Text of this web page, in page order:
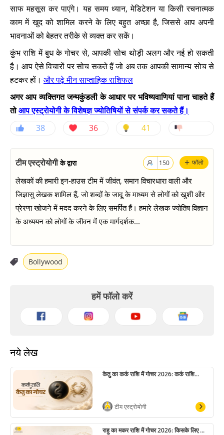
साफ महसूस कर पाएंगे। यह समय ध्यान, मेडिटेशन या किसी रचनात्मक
काम में खुद को शामिल करने के लिए बहुत अच्छा है, जिससे आप अपनी
भावनाओं को बेहतर तरीके से व्यक्त कर सकें।
कुंभ राशि में बुध के गोचर से, आपकी सोच थोड़ी अलग और नई हो सकती
है। आप ऐसे विचारों पर सोच सकते हैं जो अब तक आपकी सामान्य सोच से
हटकर हों। और पढ़े मीन साप्ताहिक राशिफल
अगर आप व्यक्तिगत जन्मकुंडली के आधार पर भविष्यवाणियां पाना चाहते हैं
तोआप एस्ट्रोयोगी के विशेषज्ञ ज्योतिषियों से संपर्क कर सकते हैं।
38
36 41
+ फॉलो
150
टीम एस्ट्रोयोगीके द्वारा
लेखकों की हमारी इन-हाउस टीम में जीवंत, समान विचारधारा वाली और
जिज्ञासु लेखक शामिल हैं, जो शब्दों के जादू के माध्यम से लोगों को खुशी और
प्रेरणा खोजने में मदद करने के लिए समर्पित हैं। हमारे लेखक ज्योतिष विज्ञान
के अध्ययन को लोगों के जीवन में एक मार्गदर्शक...
Bollywood
हमें फॉलो करें
नये लेख
केतु का कर्क राशि में गोचर 2026: कर्क राशि...
टीम एस्ट्रोयोगी
राहु का मकर राशि में गोचर 2026: किसके लिए ...